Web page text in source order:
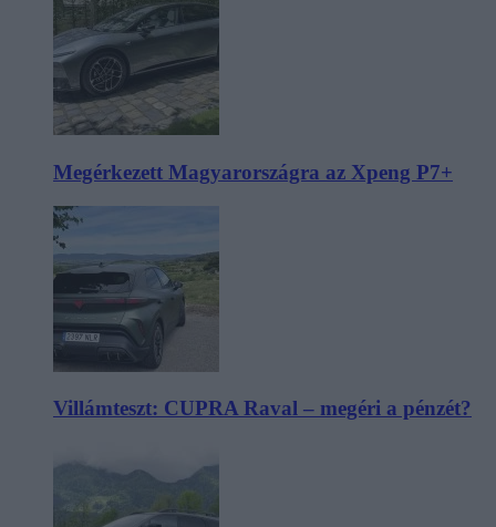
Megérkezett Magyarországra az Xpeng P7+
Villámteszt: CUPRA Raval – megéri a pénzét?